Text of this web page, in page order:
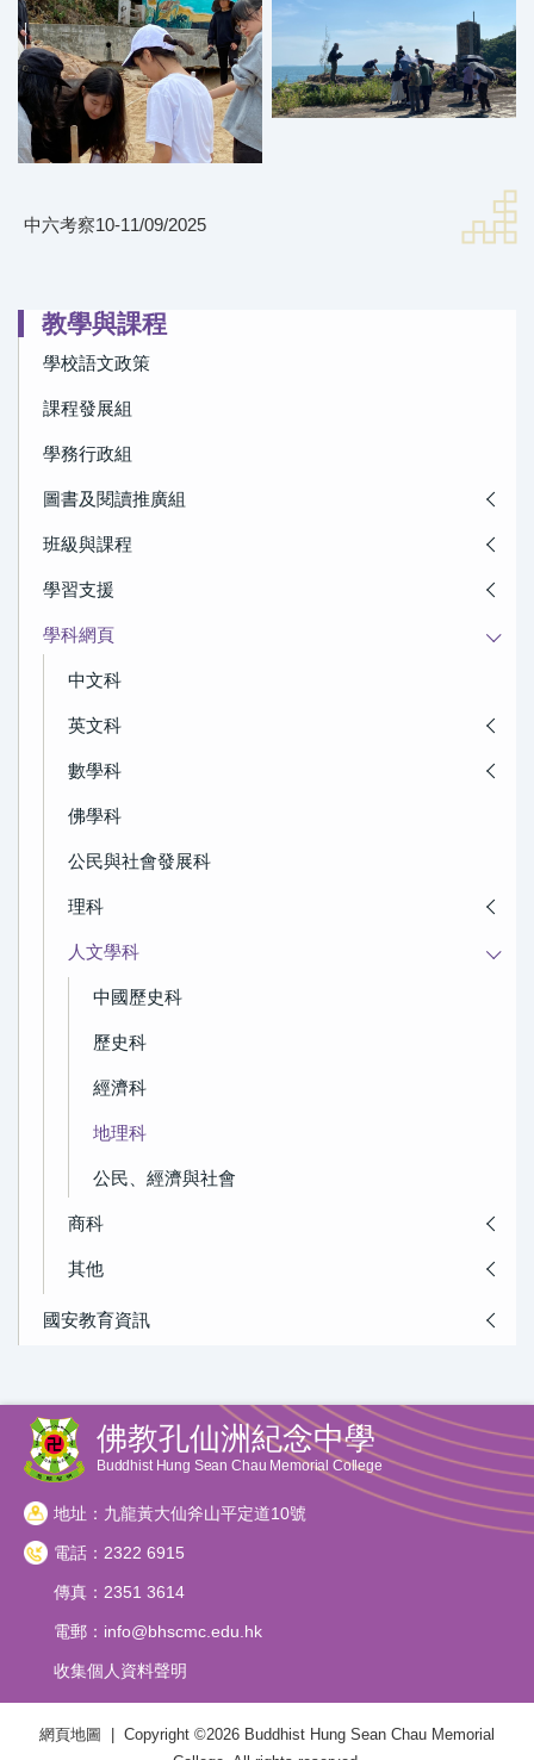
中六考察10-11/09/2025
教學與課程
學校語文政策
課程發展組
學務行政組
圖書及閱讀推廣組
班級與課程
學習支援
學科網頁
中文科
英文科
數學科
佛學科
公民與社會發展科
理科
人文學科
中國歷史科
歷史科
經濟科
地理科
公民、經濟與社會
商科
其他
國安教育資訊
佛教孔仙洲紀念中學
Buddhist Hung Sean Chau Memorial College
地址：九龍黃大仙斧山平定道10號
電話：2322 6915
傳真：2351 3614
電郵： info@bhscmc.edu.hk
收集個人資料聲明
網頁地圖 | Copyright ©2026 Buddhist Hung Sean Chau Memorial